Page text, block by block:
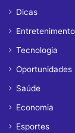
Dicas
Entretenimento
Tecnologia
Oportunidades
Saúde
Economia
Esportes